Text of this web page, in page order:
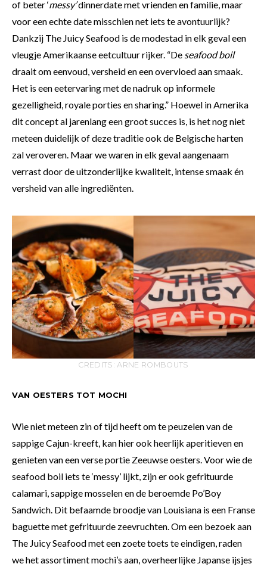
of beter ‘messy’dinnerdate met vrienden en familie, maar
voor een echte date misschien net iets te avontuurlijk?
Dankzij The Juicy Seafood is de modestad in elk geval een
vleugje Amerikaanse eetcultuur rijker. “De seafood boil
draait om eenvoud, versheid en een overvloed aan smaak.
Het is een eetervaring met de nadruk op informele
gezelligheid, royale porties en sharing.” Hoewel in Amerika
dit concept al jarenlang een groot succes is, is het nog niet
meteen duidelijk of deze traditie ook de Belgische harten
zal veroveren. Maar we waren in elk geval aangenaam
verrast door de uitzonderlijke kwaliteit, intense smaak én
versheid van alle ingrediënten.
CREDITS: ARNE ROMBOUTS
VAN OESTERS TOT MOCHI
Wie niet meteen zin of tijd heeft om te peuzelen van de
sappige Cajun-kreeft, kan hier ook heerlijk aperitieven en
genieten van een verse portie Zeeuwse oesters. Voor wie de
seafood boil iets te ‘messy’ lijkt, zijn er ook gefrituurde
calamari, sappige mosselen en de beroemde Po’Boy
Sandwich. Dit befaamde broodje van Louisiana is een Franse
baguette met gefrituurde zeevruchten. Om een bezoek aan
The Juicy Seafood met een zoete toets te eindigen, raden
we het assortiment mochi’s aan, overheerlijke Japanse ijsjes